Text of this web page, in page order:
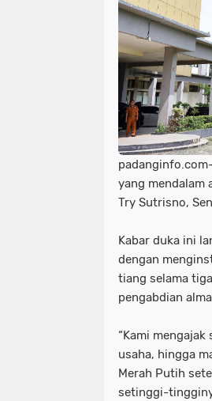
yang mendalam
Try Sutrisno,
Kabar duka ini
dengan
tiang selama
pengabdian
“Kami
usaha, hingga
Merah Putih
setinggi-